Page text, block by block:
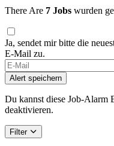
There Are 7 Jobs wurden
Ja, sendet mir bitte die
E-Mail zu.
If
you
are
a
human,
this
field
Alert speichern
Du kannst diese Job-Alarm
deaktivieren.
Filter